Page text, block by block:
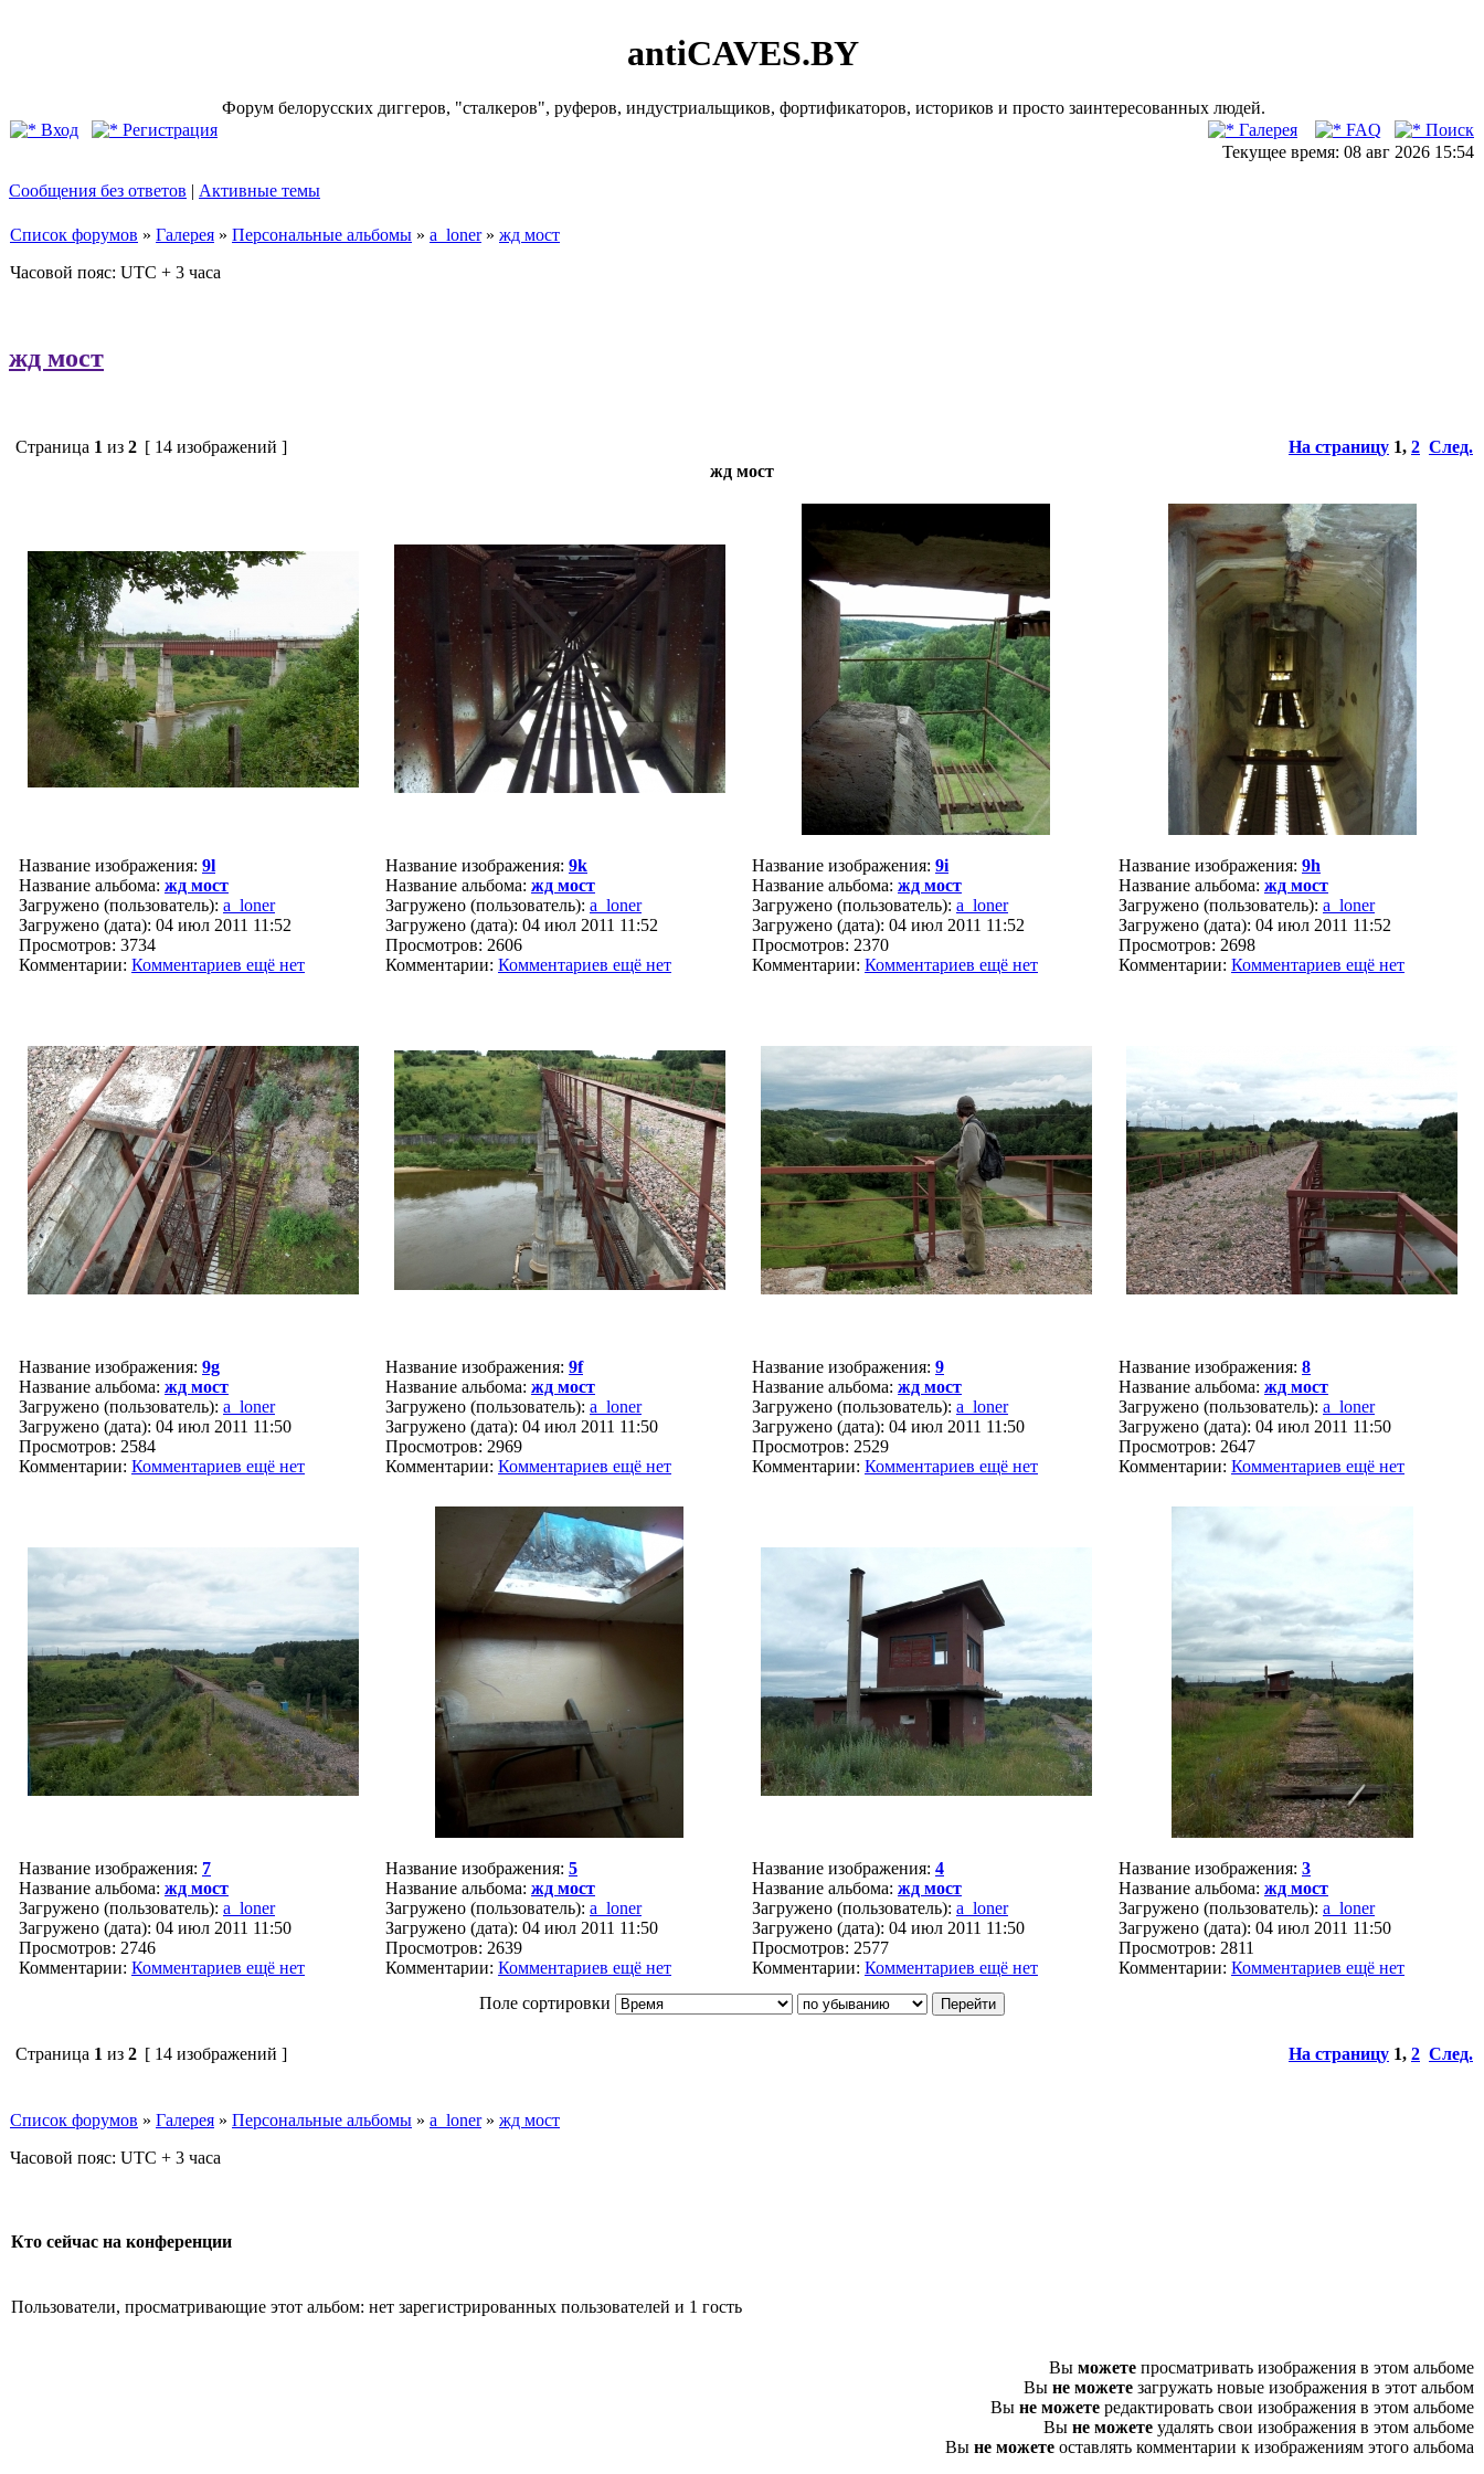
antiCAVES.BY
Форум белорусских диггеров, "сталкеров", руферов, индустриальщиков, фортификаторов, историков и просто заинтересованных людей.
Вход
Регистрация Галерея FAQ
Поиск
Текущее время: 08 авг 2026 15:54
Сообщения без ответов | Активные темы
Список форумов » Галерея » Персональные альбомы » a_loner» жд мост
Часовой пояс: UTC + 3 часа
жд мост
Страница 1 из 2 [ 14 изображений ] На страницу 1, 2 След.
жд мост
Название изображения: 9l
Название альбома: жд мост
Загружено (пользователь): a_loner
Загружено (дата): 04 июл 2011 11:52
Просмотров: 3734
Комментарии: Комментариев ещё нет
Название изображения: 9k
Название альбома: жд мост
Загружено (пользователь): a_loner
Загружено (дата): 04 июл 2011 11:52
Просмотров: 2606
Комментарии: Комментариев ещё нет
Название изображения: 9i
Название альбома: жд мост
Загружено (пользователь): a_loner
Загружено (дата): 04 июл 2011 11:52
Просмотров: 2370
Комментарии: Комментариев ещё нет
Название изображения: 9h
Название альбома: жд мост
Загружено (пользователь): a_loner
Загружено (дата): 04 июл 2011 11:52
Просмотров: 2698
Комментарии: Комментариев ещё нет
Название изображения: 9g
Название альбома: жд мост
Загружено (пользователь): a_loner
Загружено (дата): 04 июл 2011 11:50
Просмотров: 2584
Комментарии: Комментариев ещё нет
Название изображения: 9f
Название альбома: жд мост
Загружено (пользователь): a_loner
Загружено (дата): 04 июл 2011 11:50
Просмотров: 2969
Комментарии: Комментариев ещё нет
Название изображения: 9
Название альбома: жд мост
Загружено (пользователь): a_loner
Загружено (дата): 04 июл 2011 11:50
Просмотров: 2529
Комментарии: Комментариев ещё нет
Название изображения: 8
Название альбома: жд мост
Загружено (пользователь): a_loner
Загружено (дата): 04 июл 2011 11:50
Просмотров: 2647
Комментарии: Комментариев ещё нет
Название изображения: 7
Название альбома: жд мост
Загружено (пользователь): a_loner
Загружено (дата): 04 июл 2011 11:50
Просмотров: 2746
Комментарии: Комментариев ещё нет
Название изображения: 5
Название альбома: жд мост
Загружено (пользователь): a_loner
Загружено (дата): 04 июл 2011 11:50
Просмотров: 2639
Комментарии: Комментариев ещё нет
Название изображения: 4
Название альбома: жд мост
Загружено (пользователь): a_loner
Загружено (дата): 04 июл 2011 11:50
Просмотров: 2577
Комментарии: Комментариев ещё нет
Название изображения: 3
Название альбома: жд мост
Загружено (пользователь): a_loner
Загружено (дата): 04 июл 2011 11:50
Просмотров: 2811
Комментарии: Комментариев ещё нет
Поле сортировки
Страница 1 из 2 [ 14 изображений ] На страницу 1, 2 След.
Список форумов » Галерея » Персональные альбомы » a_loner» жд мост
Часовой пояс: UTC + 3 часа
Кто сейчас на конференции
Пользователи, просматривающие этот альбом: нет зарегистрированных пользователей и 1 гость
Вы можете просматривать изображения в этом альбоме
Вы не можете загружать новые изображения в этот альбом
Вы не можете редактировать свои изображения в этом альбоме
Вы не можете удалять свои изображения в этом альбоме
Вы не можете оставлять комментарии к изображениям этого альбома